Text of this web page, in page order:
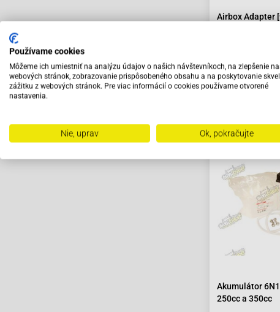
Airbox Adapter
Akumulátor
250cc a 350cc
Používame cookies
Môžeme ich umiestniť na analýzu údajov o našich návštevníkoch, na zlepšenie
webových stránok, zobrazovanie prispôsobeného obsahu a na poskytovanie
zážitku z webových stránok. Pre viac informácií o cookies používame otvorené
nastavenia.
Nie, uprav Ok, pokračujte